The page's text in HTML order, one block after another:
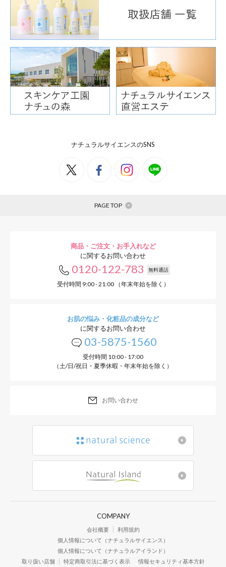
ナチュラルサイエンスのSNS
PAGE TOP
商品・ご注文・お手入れなど
に関するお問い合わせ
0120-122-783 無料通話
受付時間 9:00 - 21:00 （年末年始を除く）
お肌の悩み・化粧品の成分など
に関するお問い合わせ
03-5875-1560
受付時間 10:00 - 17:00
（土/日/祝日・夏季休暇・年末年始を除く）
お問い合わせ
COMPANY
会社概要
利用規約
個人情報について（ナチュラルサイエンス）
個人情報について（ナチュラルアイランド）
取り扱い店舗
特定商取引法に基づく表示 情報セキュリティ基本方針